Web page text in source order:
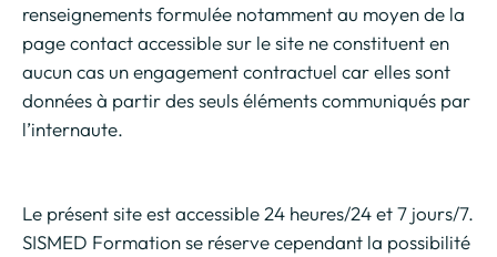
renseignements formulée notamment au moyen de la
page contact accessible sur le site ne constituent en
aucun cas un engagement contractuel car elles sont
données à partir des seuls éléments communiqués par
l’internaute.
Le présent site est accessible 24 heures/24 et 7 jours/7.
SISMED Formation se réserve cependant la possibilité